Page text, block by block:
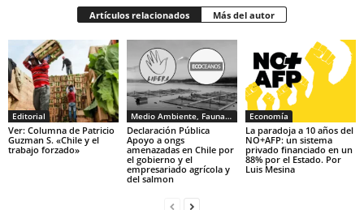
Artículos relacionados Más del autor
Editorial
Ver: Columna de Patricio
Guzman S. «Chile y el
trabajo forzado»
Medio Ambiente, Fauna y Sociedad
Declaración Pública
Apoyo a ongs
amenazadas en Chile por
el gobierno y el
empresariado agrícola y
del salmon
Economía
La paradoja a 10 años del
NO+AFP: un sistema
privado financiado en un
88% por el Estado. Por
Luis Mesina